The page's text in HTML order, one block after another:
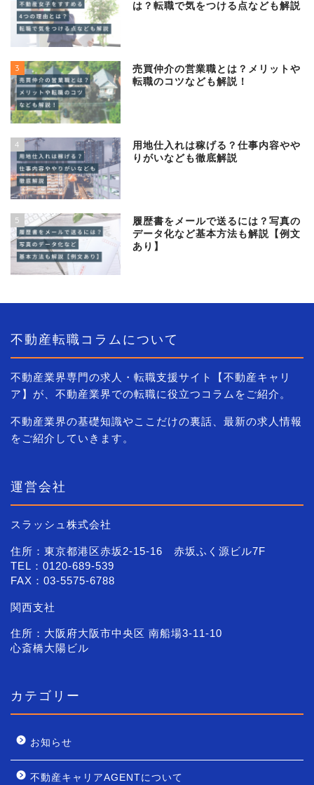
は？転職で気をつける点なども解説
3
売買仲介の営業職とは？メリットや
転職のコツなども解説！
4
用地仕入れは稼げる？仕事内容やや
りがいなども徹底解説
5
履歴書をメールで送るには？写真の
データ化など基本方法も解説【例文
あり】
不動産転職コラムについて
不動産業界専門の求人・転職支援サイト【不動産キャリ
ア】が、不動産業界での転職に役立つコラムをご紹介。
不動産業界の基礎知識やここだけの裏話、最新の求人情報
をご紹介していきます。
運営会社
スラッシュ株式会社
住所：東京都港区赤坂2-15-16 赤坂ふく源ビル7F
TEL：0120-689-539
FAX：03-5575-6788
関西支社
住所：大阪府大阪市中央区 南船場3-11-10
心斎橋大陽ビル
カテゴリー
お知らせ
不動産キャリアAGENTについて